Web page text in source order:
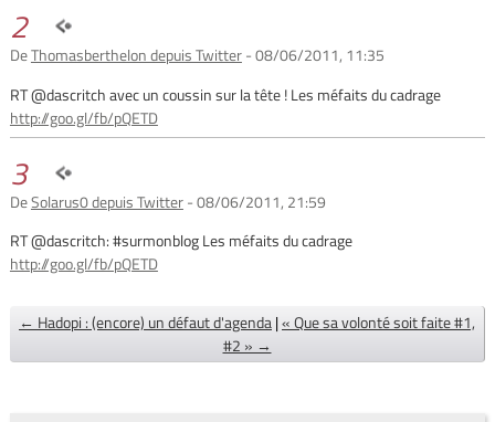
2
DeThomasberthelon depuis Twitter- 08/06/2011, 11:35
RT @dascritch avec un coussin sur la tête ! Les méfaits du cadrage
http://goo.gl/fb/pQETD
3
DeSolarus0 depuis Twitter- 08/06/2011, 21:59
RT @dascritch: #surmonblog Les méfaits du cadrage
http://goo.gl/fb/pQETD
← Hadopi : (encore) un défaut d'agenda|« Que sa volonté soit faite #1,
#2 » →